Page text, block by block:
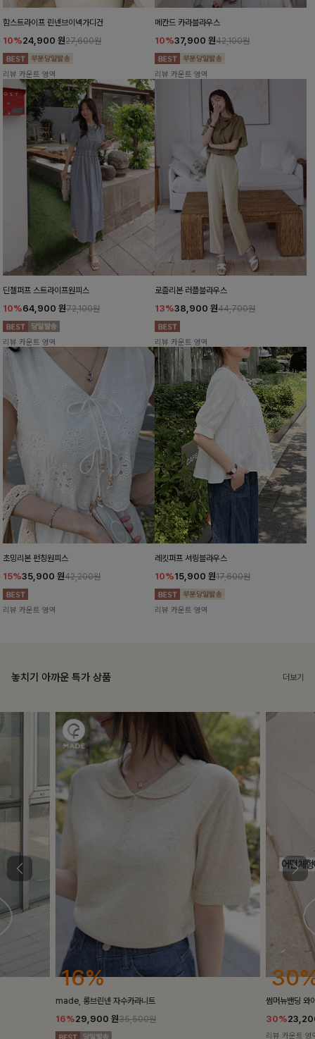
함스트라이프 린넨브이넥가디건
10%24,900 원27,600원
리뷰 카운트 영역
메칸드 카라블라우스
10%37,900 원42,100원
리뷰 카운트 영역
딘젤퍼프 스트라이프원피스
10%64,900 원72,100원
리뷰 카운트 영역
로즐리본 러플블라우스
13%38,900 원44,700원
리뷰 카운트 영역
초밍리본 펀칭원피스
15%35,900 원42,200원
리뷰 카운트 영역
레킷퍼프 셔링블라우스
10%15,900 원17,600원
리뷰 카운트 영역
놓치기 아까운 특가 상품 더보기
30%
썸머뉴밴딩 와이드슬랙스[S,M,L사이즈]
30%23,200원33,100원
리뷰 카운트 영역
밴스트라이프
25%